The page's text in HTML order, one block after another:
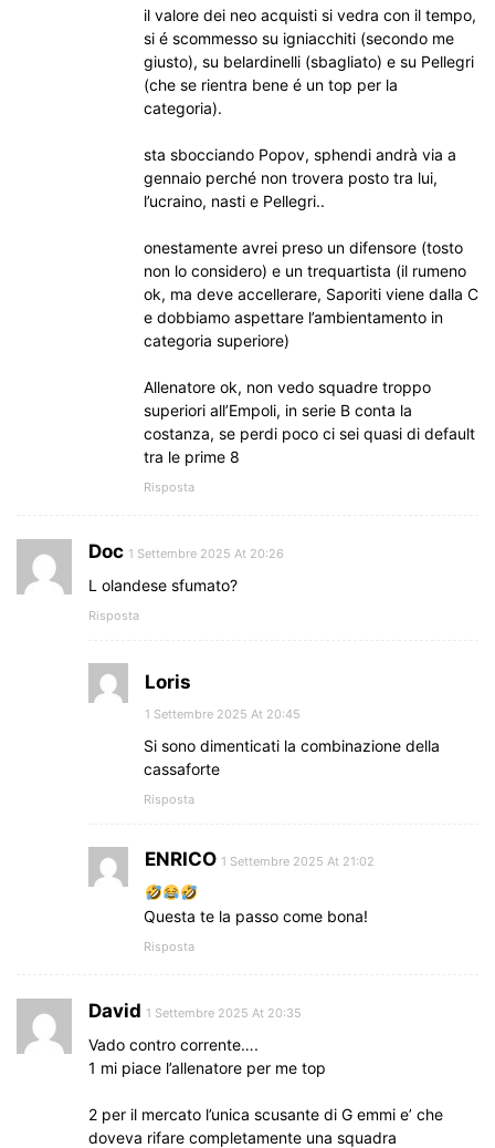
il valore dei neo acquisti si vedra con il tempo,
si é scommesso su igniacchiti (secondo me
giusto), su belardinelli (sbagliato) e su Pellegri
(che se rientra bene é un top per la
categoria).
sta sbocciando Popov, sphendi andrà via a
gennaio perché non trovera posto tra lui,
l’ucraino, nasti e Pellegri..
onestamente avrei preso un difensore (tosto
non lo considero) e un trequartista (il rumeno
ok, ma deve accellerare, Saporiti viene dalla C
e dobbiamo aspettare l’ambientamento in
categoria superiore)
Allenatore ok, non vedo squadre troppo
superiori all’Empoli, in serie B conta la
costanza, se perdi poco ci sei quasi di default
tra le prime 8
Risposta
Doc 1 Settembre 2025 At 20:26
L olandese sfumato?
Risposta
Loris
1 Settembre 2025 At 20:45
Si sono dimenticati la combinazione della
cassaforte
Risposta
ENRICO 1 Settembre 2025 At 21:02
Questa te la passo come bona!
Risposta
David 1 Settembre 2025 At 20:35
Vado contro corrente….
1 mi piace l’allenatore per me top
2 per il mercato l’unica scusante di G emmi e’ che
doveva rifare completamente una squadra